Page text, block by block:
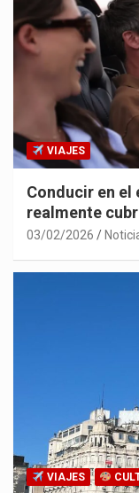
VIAJES
Conducir en el
realmente
03/02/2026
VIAJES